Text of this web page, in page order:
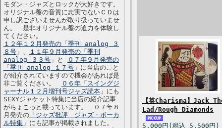
モダン・ジャズとロックが大好きです。
オリジナル盤の音質に忠実でないＣＤは
申し訳ございませんが取り扱っていませ
ん。 是非オリジナル盤の迫力を体験し
てください。
１２年１２月発売の「季刊 analog ３
８号 」、
１１年９月発売の「季刊
analog ３３号 」と
０７年９月発売の
「季刊 analog １７号 」に当店のこと
が紹介されていますので機会があれば是
非ご覧ください。
０６年「スイングジ
ャーナル１２月増刊号ジャズ読本 」にも
SEXYジャケット特集に当店の紹介記事
がちょこっと載っています。 ０７年８
月発売の 「ジャズ批評 ジャズ・ボーカ
ル特集 」にも記事が掲載されました。
【英Charisma】Jack
Lad/Rough Diamonds
5,000円(税込 5,500円)